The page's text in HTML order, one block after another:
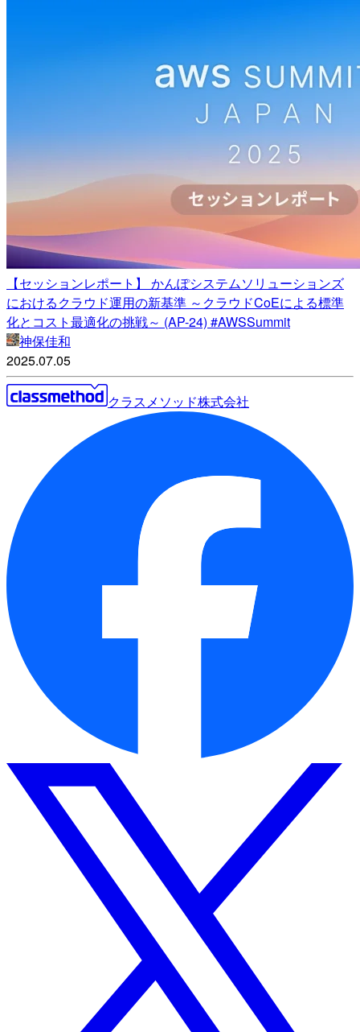
【セッションレポート】 かんぽシステムソリューションズ
におけるクラウド運用の新基準 ～クラウドCoEによる標準
化とコスト最適化の挑戦～ (AP-24) #AWSSummit
神保佳和
2025.07.05
クラスメソッド株式会社